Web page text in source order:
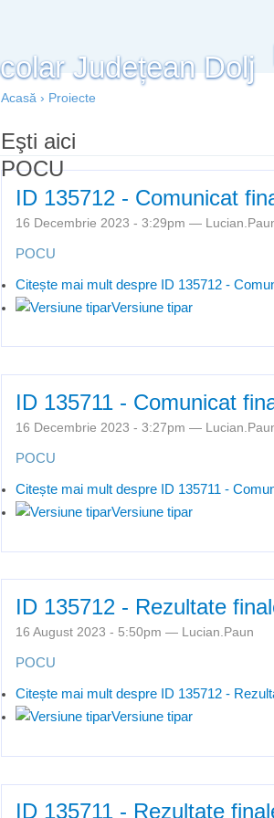
Eşti aici
Acasă › Proiecte
POCU
ID 135712 - Comunicat
16 Decembrie 2023 - 3:29pm —
POCU
Citește mai mult despre ID 135712 -
Versiune tipar
ID 135711 - Comunicat
16 Decembrie 2023 - 3:27pm —
POCU
Citește mai mult despre ID 135711 -
Versiune tipar
ID 135712 - Rezultate
16 August 2023 - 5:50pm — Lucian.Paun
POCU
Citește mai mult despre ID 135712 -
Versiune tipar
ID 135711 - Rezultate